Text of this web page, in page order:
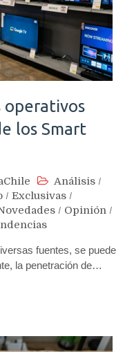
operativos
los Smart
Análisis /
/ Exclusivas /
/ Opinión /
fuentes, se puede
la penetración de…